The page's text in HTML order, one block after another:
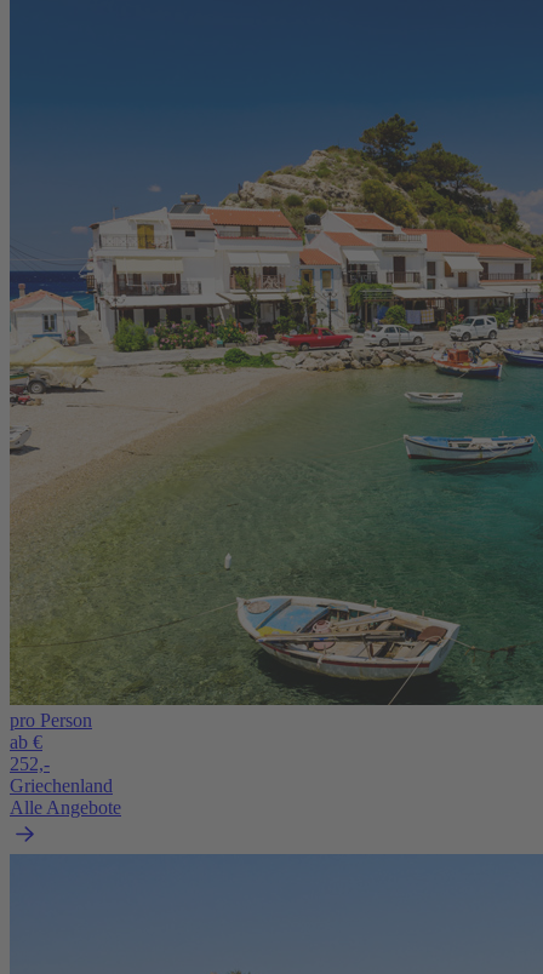
pro Person
ab €
252,-
Griechenland
Alle Angebote